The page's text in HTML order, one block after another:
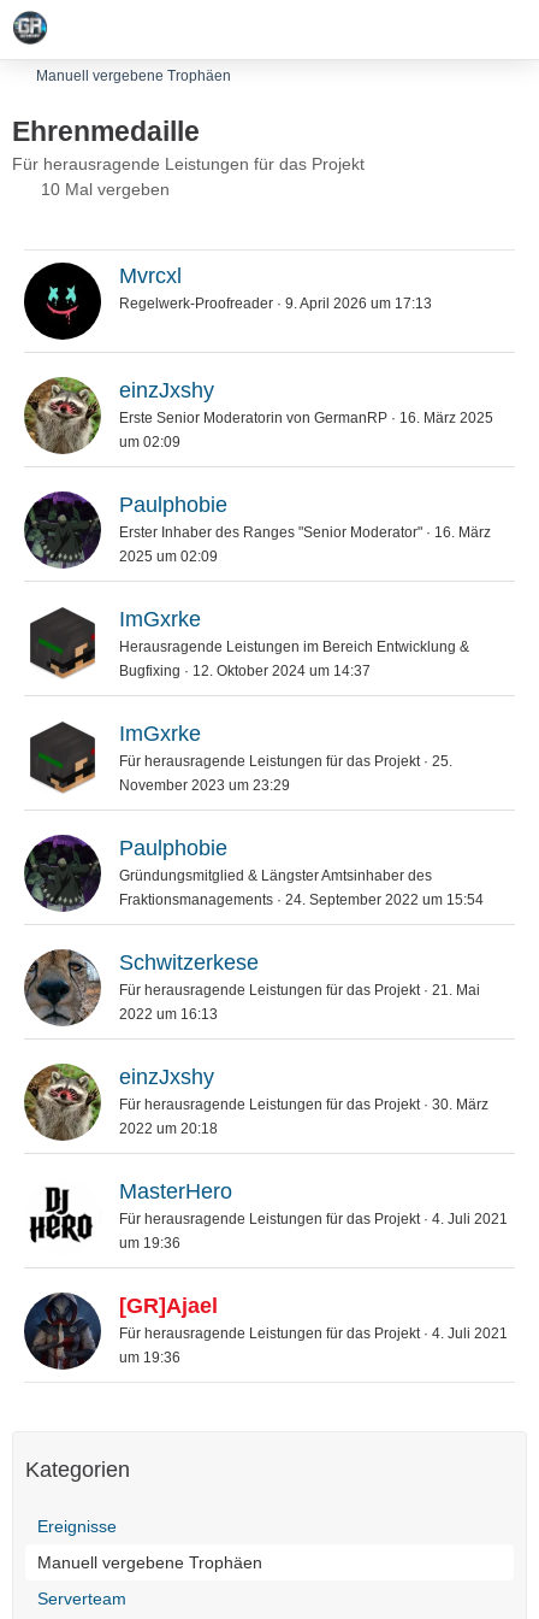
Manuell vergebene Trophäen
Ehrenmedaille
Für herausragende Leistungen für das Projekt
10 Mal vergeben
Mvrcxl
Regelwerk-Proofreader 9. April 2026 um 17:13
einzJxshy
Erste Senior Moderatorin von GermanRP
16. März 2025
um 02:09
Paulphobie
Erster Inhaber des Ranges "Senior Moderator"
16. März
2025 um 02:09
ImGxrke
Herausragende Leistungen im Bereich Entwicklung &
Bugfixing
12. Oktober 2024 um 14:37
ImGxrke
Für herausragende Leistungen für das Projekt
25.
November 2023 um 23:29
Paulphobie
Gründungsmitglied & Längster Amtsinhaber des
Fraktionsmanagements
24. September 2022 um 15:54
Schwitzerkese
Für herausragende Leistungen für das Projekt
21. Mai
2022 um 16:13
einzJxshy
Für herausragende Leistungen für das Projekt
30. März
2022 um 20:18
MasterHero
Für herausragende Leistungen für das Projekt
4. Juli 2021
um 19:36
[GR]Ajael
Für herausragende Leistungen für das Projekt
4. Juli 2021
um 19:36
Kategorien
Ereignisse
Manuell vergebene Trophäen
Serverteam